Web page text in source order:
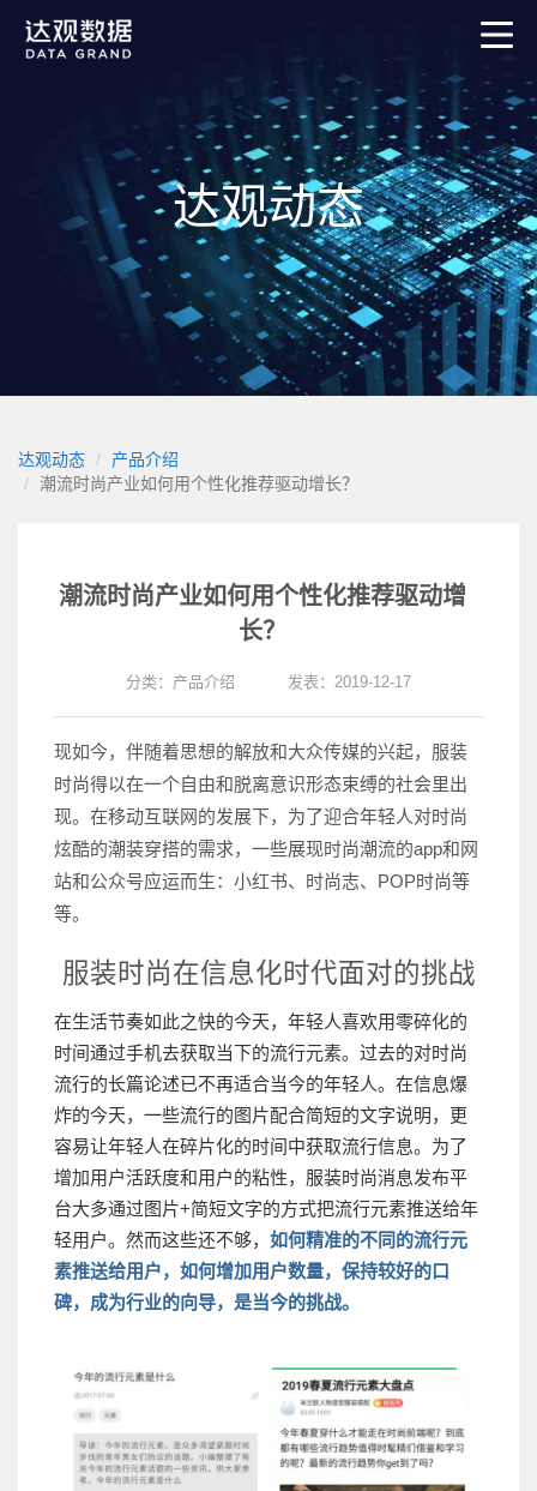
达观动态
达观动态
产品介绍
潮流时尚产业如何用个性化推荐驱动增长？
潮流时尚产业如何用个性化推荐驱动增
长？
分类： 产品介绍 发表：2019-12-17
现如今， 伴随着思想的解放和大众传媒的兴起，服装
时尚得以在一个自由和脱离意识形态束缚的社会里出
现。 在移动互联网的发展下，为了迎合年轻人对时尚
炫酷的潮装穿搭的需求，一些展现时尚潮流的app和网
站和公众号应运而生： 小红书、时尚志、POP时尚等
等。
服装时尚在信息化时代面对的挑战
在生活节奏如此之快的今天，年轻人喜欢用零碎化的
时间通过手机去获取当下的流行元素。过去的对时尚
流行的长篇论述已不再适合当今的年轻人。在信息爆
炸的今天，一些流行的图片配合简短的文字说明，更
容易让年轻人在碎片化的时间中获取流行信息。为了
增加用户活跃度和用户的粘性，服装时尚消息发布平
台大多通过图片+简短文字的方式把流行元素推送给年
轻用户。然而这些还不够， 如何精准的不同的流行元
素推送给用户，如何增加用户数量，保持较好的口
碑，成为行业的向导，是当今的挑战。